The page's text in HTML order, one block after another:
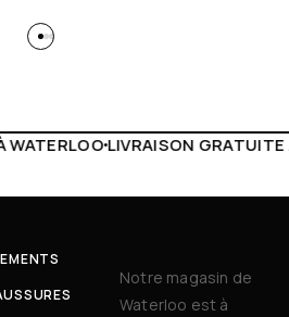
À PARTIR DE 150€LIVE
Notre magasin de
Waterloo est à